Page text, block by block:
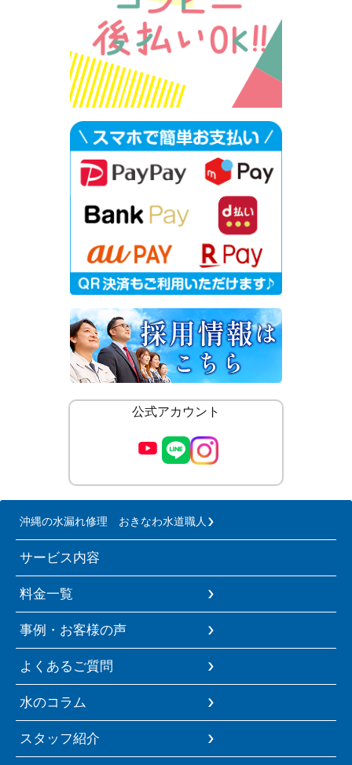
公式アカウント
沖縄の水漏れ修理 おきなわ水道職人
サービス内容
料金一覧
事例・お客様の声
よくあるご質問
水のコラム
スタッフ紹介